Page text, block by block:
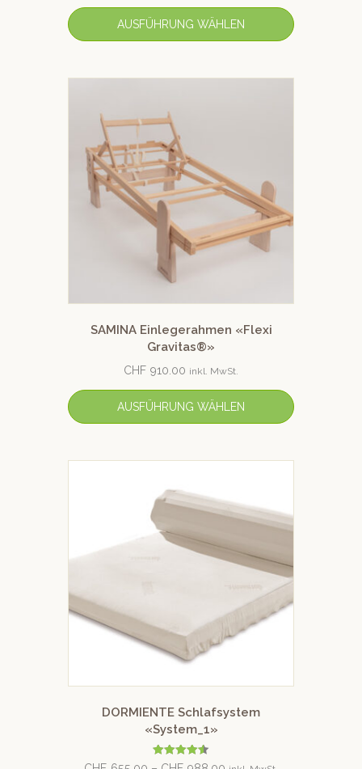
AUSFÜHRUNG WÄHLEN
SAMINA Einlegerahmen «Flexi
Gravitas®»
CHF 910.00 inkl. MwSt.
AUSFÜHRUNG WÄHLEN
DORMIENTE Schlafsystem
«System_1»
Bewertet